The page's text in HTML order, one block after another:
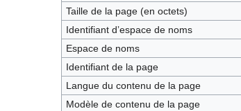
Taille de la page (en octets)
Identifiant dʼespace de noms
Espace de noms
Identifiant de la page
Langue du contenu de la page
Modèle de contenu de la page